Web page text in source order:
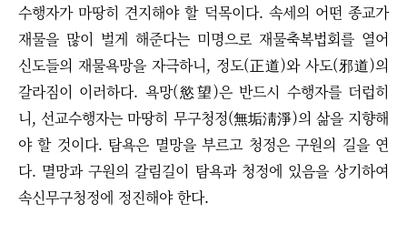
수행자가 마땅히 견지해야 할 덕목이다. 속세의 어떤 종교가
재물을 많이 벌게 해준다는 미명으로 재물축복법회를 열어
신도들의 재물욕망을 자극하니, 정도(正道)와 사도(邪道)의
갈라짐이 이러하다. 욕망(慾望)은 반드시 수행자를 더럽히
니, 선교수행자는 마땅히 무구청정(無垢淸淨)의 삶을 지향해
야 할 것이다. 탐욕은 멸망을 부르고 청정은 구원의 길을 연
다. 멸망과 구원의 갈림길이 탐욕과 청정에 있음을 상기하여
속신무구청정에 정진해야 한다.